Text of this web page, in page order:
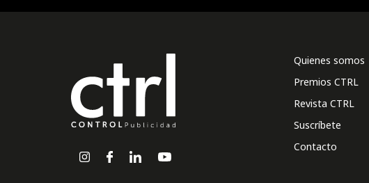
Quienes somos
Premios CTRL
Revista CTRL
Suscríbete
Contacto